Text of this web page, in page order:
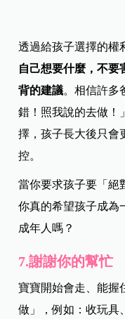
透過給孩子選擇的權
自己想要什麼，不要
背的建議。相信許多
錯！照我說的去做！
擇，孩子長大後只會
控。
當你要求孩子要「絕
你真的希望孩子成為
成年人嗎？
7.謝謝你的幫忙
寶寶開始會走、能握
做」，例如：收玩具